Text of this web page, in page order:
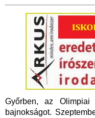
Győrben, az Olimpiai
bajnokságot.